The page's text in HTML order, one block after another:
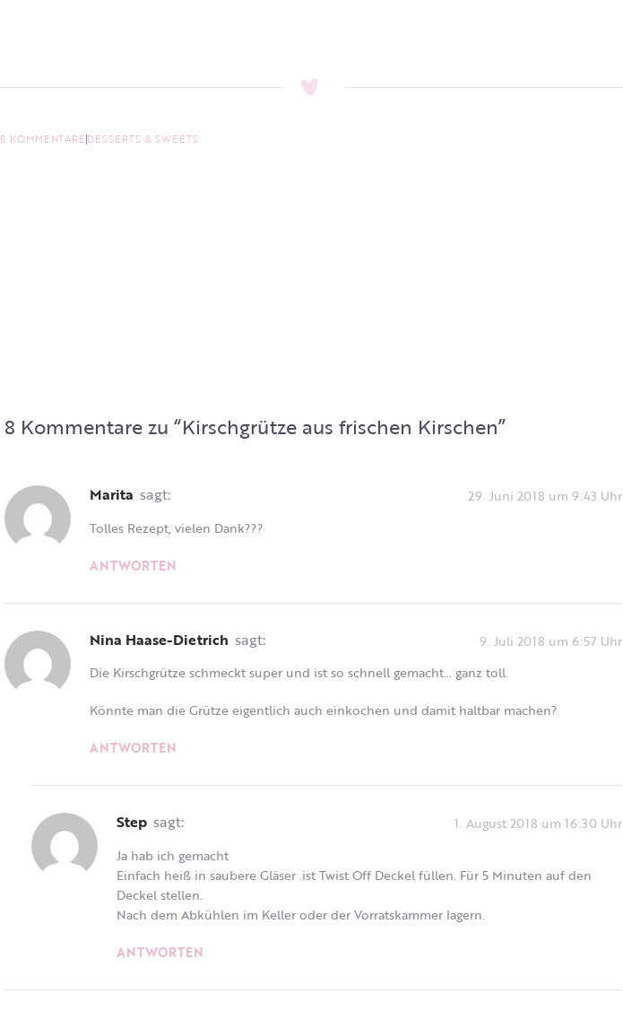
8 KOMMENTAREDESSERTS & SWEETS
8 Kommentare zu “Kirschgrütze aus frischen Kirschen”
Marita sagt:
29. Juni 2018 um 9:43 Uhr
Tolles Rezept, vielen Dank???
ANTWORTEN
Nina Haase-Dietrich sagt:
9. Juli 2018 um 6:57 Uhr
Die Kirschgrütze schmeckt super und ist so schnell gemacht… ganz toll.
Könnte man die Grütze eigentlich auch einkochen und damit haltbar machen?
ANTWORTEN
Step sagt:
1. August 2018 um 16:30 Uhr
Ja hab ich gemacht
Einfach heiß in saubere Gläser .ist Twist Off Deckel füllen. Für 5 Minuten auf den
Deckel stellen.
Nach dem Abkühlen im Keller oder der Vorratskammer lagern.
ANTWORTEN